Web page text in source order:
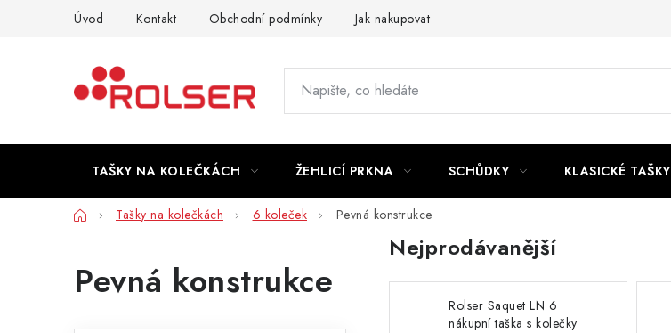
Úvod Kontakt Obchodní podmínky Jak nakupovat
TAŠKY NA KOLEČKÁCH ŽEHLICÍ PRKNA SCHŮDKY KLASICKÉ TAŠKY
DomůTašky na kolečkách 6 koleček Pevná konstrukce
Pevná konstrukce
Nejprodávanější
Rolser Saquet LN 6
nákupní taška s kolečky